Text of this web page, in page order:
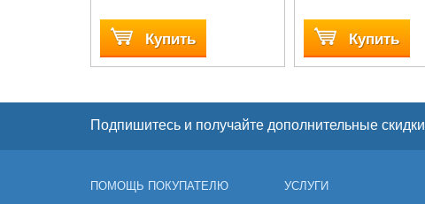
Купить Купить
Подпишитесь и получайте дополнительные скидки
ПОМОЩЬ ПОКУПАТЕЛЮ УСЛУГИ